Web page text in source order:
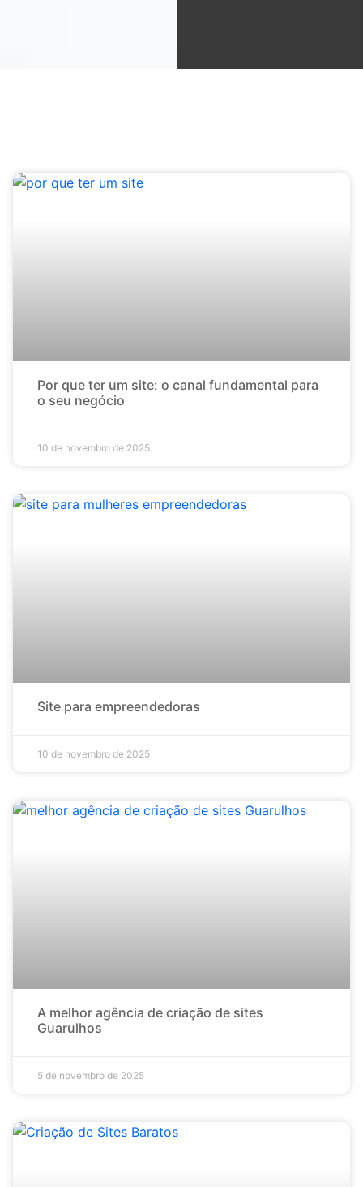
Por que ter um site: o canal fundamental para
o seu negócio
10 de novembro de 2025
Site para empreendedoras
10 de novembro de 2025
A melhor agência de criação de sites
Guarulhos
5 de novembro de 2025